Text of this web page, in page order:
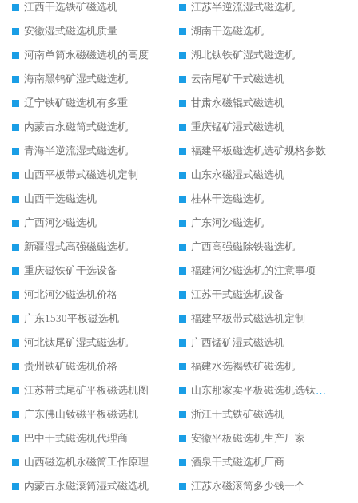
江西干选铁矿磁选机
江苏半逆流湿式磁选机
安徽湿式磁选机质量
湖南干选磁选机
河南单筒永磁磁选机的高度
湖北钛铁矿湿式磁选机
海南黑钨矿湿式磁选机
云南尾矿干式磁选机
辽宁铁矿磁选机有多重
甘肃永磁辊式磁选机
内蒙古永磁筒式磁选机
重庆锰矿湿式磁选机
青海半逆流湿式磁选机
福建平板磁选机选矿规格参数
山西平板带式磁选机定制
山东永磁湿式磁选机
山西干选磁选机
桂林干选磁选机
广西河沙磁选机
广东河沙磁选机
新疆湿式高强磁磁选机
广西高强磁除铁磁选机
重庆磁铁矿干选设备
福建河沙磁选机的注意事项
河北河沙磁选机价格
江苏干式磁选机设备
广东1530平板磁选机
福建平板带式磁选机定制
河北钛尾矿湿式磁选机
广西锰矿湿式磁选机
贵州铁矿磁选机价格
福建水选褐铁矿磁选机
江苏带式尾矿平板磁选机图
山东那家卖平板磁选机选钛矿用
广东佛山钕磁平板磁选机
浙江干式铁矿磁选机
巴中干式磁选机代理商
安徽平板磁选机生产厂家
山西磁选机永磁筒工作原理
酒泉干式磁选机厂商
内蒙古永磁滚筒湿式磁选机
江苏永磁滚筒多少钱一个